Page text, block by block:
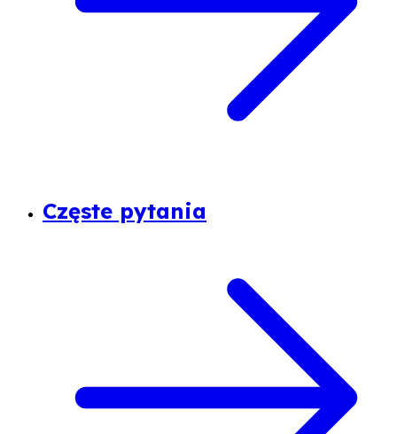
Częste pytania